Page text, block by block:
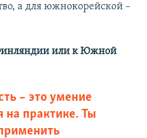
а для южнокорейской –
или к Южной
– это умение
на практике. Ты